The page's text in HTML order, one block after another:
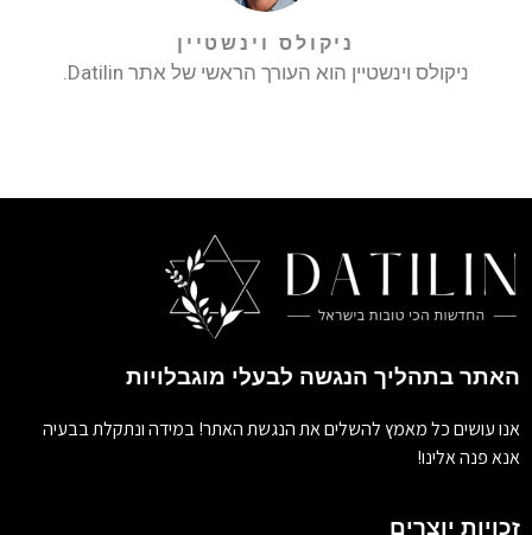
ניקולס וינשטיין
ניקולס וינשטיין הוא העורך הראשי של אתר Datilin.
האתר בתהליך הנגשה לבעלי מוגבלויות
אנו עושים כל מאמץ להשלים את הנגשת האתר! במידה ונתקלת בבעיה
אנא פנה אלינו!
זכויות יוצרים